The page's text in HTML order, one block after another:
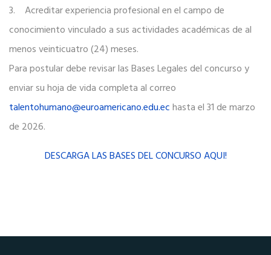
3. Acreditar experiencia profesional en el campo de
conocimiento vinculado a sus actividades académicas de al
menos veinticuatro (24) meses.
Para postular debe revisar las Bases Legales del concurso y
enviar su hoja de vida completa al correo
talentohumano@euroamericano.edu.echasta el 31 de marzo
de 2026.
DESCARGA LAS BASES DEL CONCURSO AQUI!